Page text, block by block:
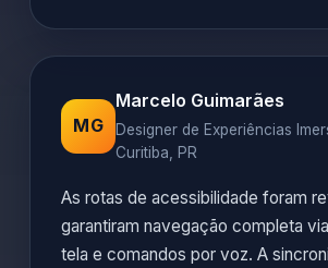
MG
Marcelo Guimarães
Designer de Experiências
Curitiba, PR
As rotas de acessibilidade foram
garantiram navegação completa
tela e comandos por voz. A